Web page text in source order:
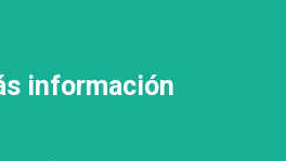
información